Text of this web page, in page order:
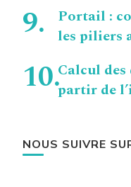
Portail :
les piliers
Calcul
partir de
NOUS SUIVRE